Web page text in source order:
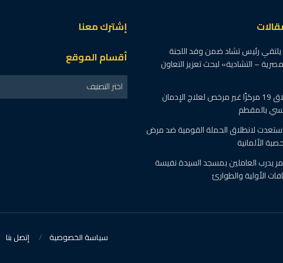
يلتقي رئيس تشاد ضمن وفد اللجنة
– التشادية» لبحث تعزيز التعاون
الصحة : اغلاق 19 مركزًا غير مرخص لعلاج الإدمان
بالمقطم
لانطلاق الحملة القومية ضد مرض
الألمانية
يدرب العاملين بمسجد السيدة نفيسة
الأولية والطوارئ
إشترك معنا
أقسام الموقع
اختر التصنيف
سياسة الخصوصية إتصل بنا